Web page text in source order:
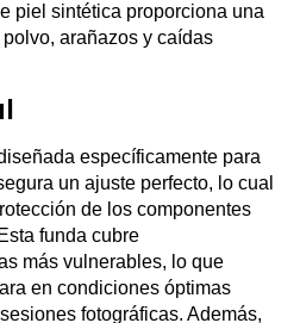
piel sintética proporciona una
arañazos y caídas
específicamente para
un ajuste perfecto, lo cual
de los componentes
funda cubre
más vulnerables, lo que
en condiciones óptimas
fotográficas. Además,